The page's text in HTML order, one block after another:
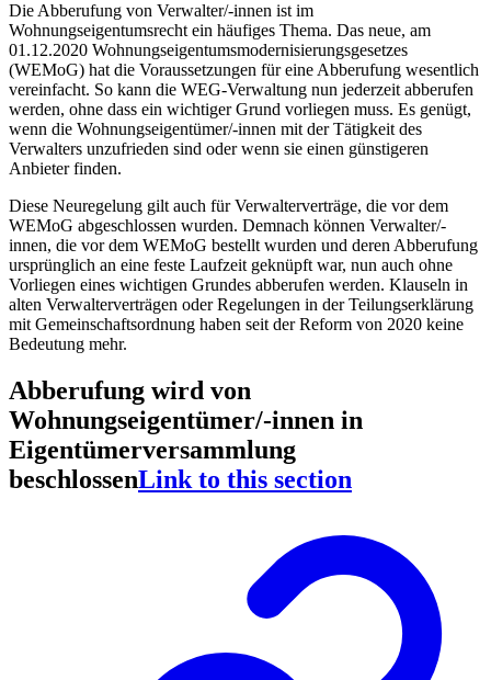
Die Abberufung von Verwalter/-innen ist im
Wohnungseigentumsrecht ein häufiges Thema. Das neue, am
01.12.2020 Wohnungseigentumsmodernisierungsgesetzes
(WEMoG) hat die Voraussetzungen für eine Abberufung wesentlich
vereinfacht. So kann die WEG-Verwaltung nun jederzeit abberufen
werden, ohne dass ein wichtiger Grund vorliegen muss. Es genügt,
wenn die Wohnungseigentümer/-innen mit der Tätigkeit des
Verwalters unzufrieden sind oder wenn sie einen günstigeren
Anbieter finden.
Diese Neuregelung gilt auch für Verwalterverträge, die vor dem
WEMoG abgeschlossen wurden. Demnach können Verwalter/-
innen, die vor dem WEMoG bestellt wurden und deren Abberufung
ursprünglich an eine feste Laufzeit geknüpft war, nun auch ohne
Vorliegen eines wichtigen Grundes abberufen werden. Klauseln in
alten Verwalterverträgen oder Regelungen in der Teilungserklärung
mit Gemeinschaftsordnung haben seit der Reform von 2020 keine
Bedeutung mehr.
Abberufung wird von
Wohnungseigentümer/-innen in
Eigentümerversammlung
beschlossenLink to this section